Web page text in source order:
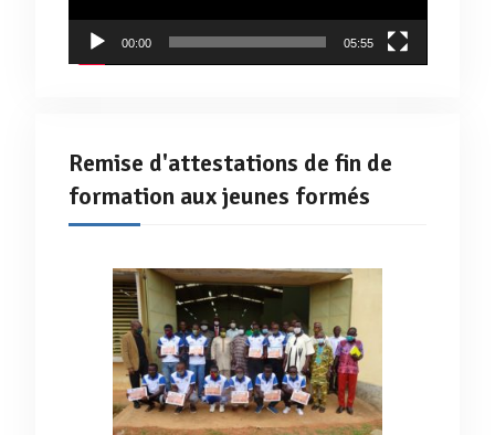
00:00 05:55
Remise d'attestations de fin de
formation aux jeunes formés